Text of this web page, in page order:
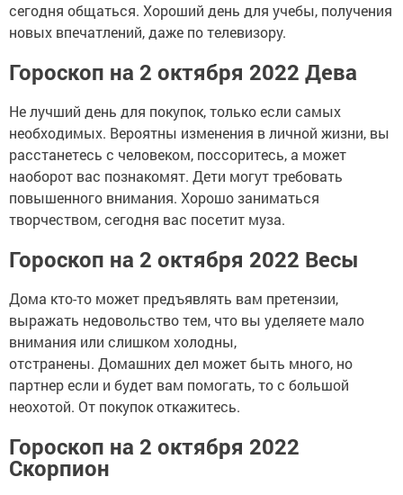
сегодня общаться. Хороший день для учебы, получения
новых впечатлений, даже по телевизору.
Гороскоп на 2 октября 2022 Дева
Не лучший день для покупок, только если самых
необходимых. Вероятны изменения в личной жизни, вы
расстанетесь с человеком, поссоритесь, а может
наоборот вас познакомят. Дети могут требовать
повышенного внимания. Хорошо заниматься
творчеством, сегодня вас посетит муза.
Гороскоп на 2 октября 2022 Весы
Дома кто-то может предъявлять вам претензии,
выражать недовольство тем, что вы уделяете мало
внимания или слишком холодны,
отстранены. Домашних дел может быть много, но
партнер если и будет вам помогать, то с большой
неохотой. От покупок откажитесь.
Гороскоп на 2 октября 2022
Скорпион